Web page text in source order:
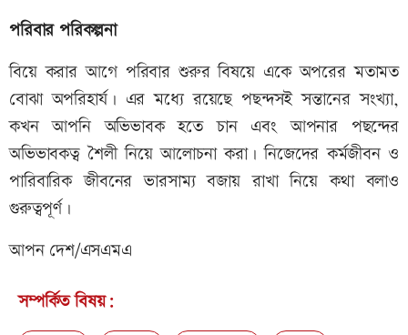
পরিবার পরিকল্পনা
বিয়ে করার আগে পরিবার শুরুর বিষয়ে একে অপরের মতামত
বোঝা অপরিহার্য। এর মধ্যে রয়েছে পছন্দসই সন্তানের সংখ্যা,
কখন আপনি অভিভাবক হতে চান এবং আপনার পছন্দের
অভিভাবকত্ব শৈলী নিয়ে আলোচনা করা। নিজেদের কর্মজীবন ও
পারিবারিক জীবনের ভারসাম্য বজায় রাখা নিয়ে কথা বলাও
গুরুত্বপূর্ণ।
আপন দেশ/এসএমএ
সম্পর্কিত বিষয়: